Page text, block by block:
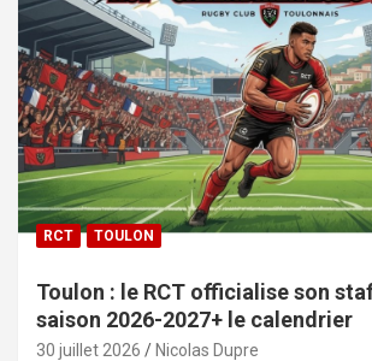
RCT TOULON
Toulon : le RCT officialise son
saison 2026-2027+ le calendrier
30 juillet 2026 Nicolas Dupre